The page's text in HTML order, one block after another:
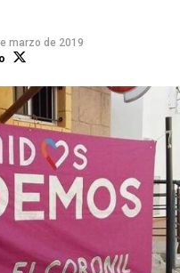
marzo de 2019